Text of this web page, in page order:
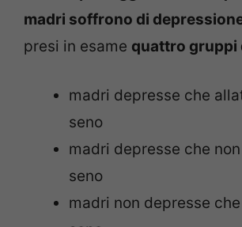
madri soffrono di
presi in esame quattro gruppi
madri depresse che
seno
madri depresse che
seno
madri non depresse